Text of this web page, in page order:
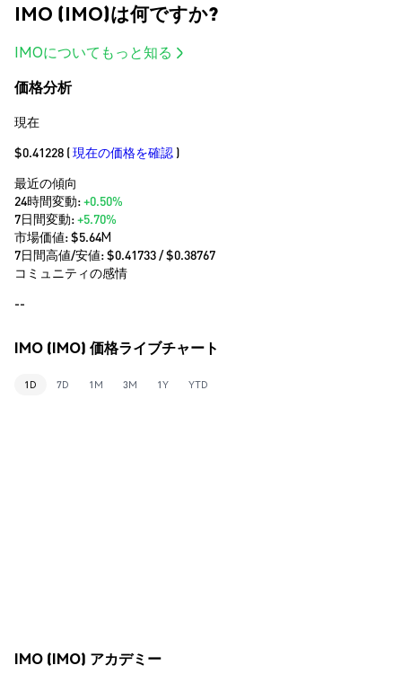
IMO (IMO)は何ですか?
IMOについてもっと知る
価格分析
現在
$0.41228 (現在の価格を確認 )
最近の傾向
24時間変動:+0.50%
7日間変動:+5.70%
市場価値:$5.64M
7日間高値/安値: $0.41733/ $0.38767
コミュニティの感情
--
IMO (IMO) 価格ライブチャート
1D 7D 1M 3M 1Y YTD
IMO (IMO) アカデミー